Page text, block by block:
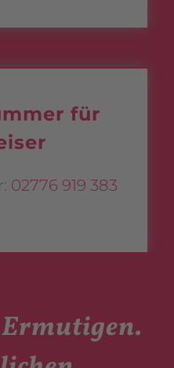
für
02776 919 383